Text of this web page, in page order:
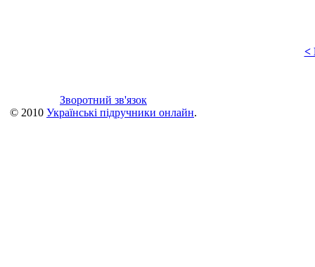
<
Зворотний зв'язок
© 2010 Українські підручники онлайн.